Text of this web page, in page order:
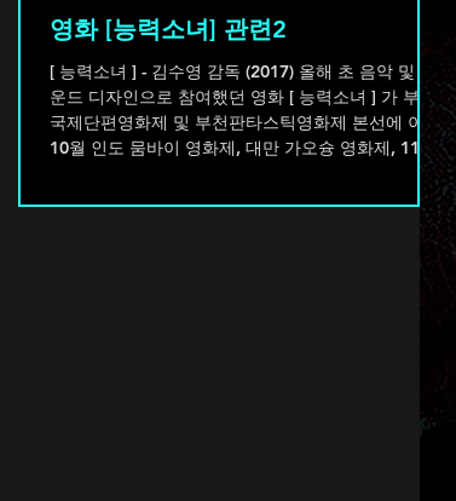
영화 [능력소녀] 관련2
[ 능력소녀 ] - 김수영 감독 (2017) 올해 초 음악 및 사
운드 디자인으로 참여했던 영화 [ 능력소녀 ] 가 부산
국제단편영화제 및 부천판타스틱영화제 본선에 이어
10월 인도 뭄바이 영화제, 대만 가오슝 영화제, 11월